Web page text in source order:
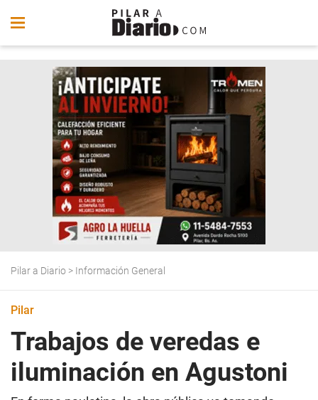
Pilar a Diario > Información General
Pilar
Trabajos de veredas e
iluminación en Agustoni